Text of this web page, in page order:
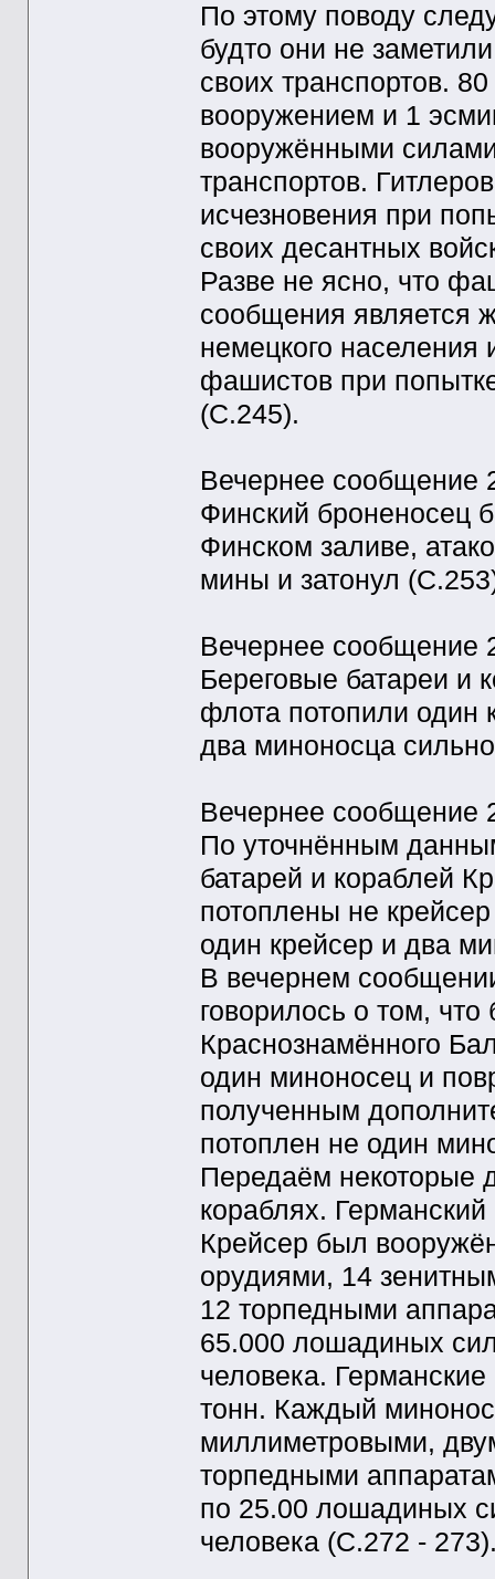
По этому поводу
будто они не
своих транспортов.
вооружением и 1
вооружёнными
транспортов.
исчезновения при
своих десантных
Разве не ясно, что
сообщения является
немецкого населения
фашистов при
(С.245).
Вечернее сообщение
Финский броненосец
Финском заливе,
мины и затонул
Вечернее сообщение
Береговые батареи и
флота потопили один
два миноносца
Вечернее сообщение
По уточнённым
батарей и кораблей
потоплены не
один крейсер и два
В вечернем
говорилось о том,
Краснознамённого
один миноносец и
полученным
потоплен не один
Передаём некоторые
кораблях.
Крейсер был
орудиями, 14
12 торпедными
65.000 лошадиных
человека.
тонн. Каждый
миллиметровыми,
торпедными
по 25.00 лошадиных
человека (С.272 -